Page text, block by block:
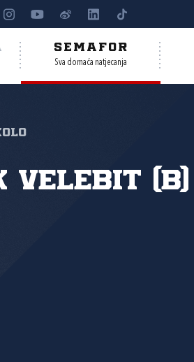
SEMAFOR
Sva domaća natjecanja
Velebit (B)